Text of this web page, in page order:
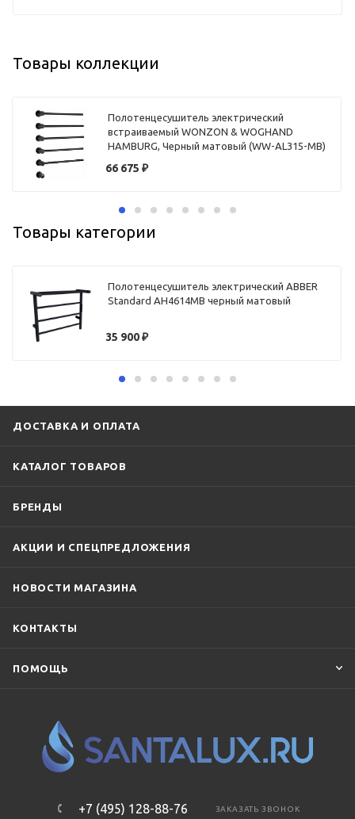
Товары коллекции
Полотенцесушитель электрический
встраиваемый WONZON & WOGHAND
HAMBURG, Черный матовый (WW-AL315-MB)
66 675 ₽
Товары категории
Полотенцесушитель электрический ABBER
Standard AH4614MB черный матовый
35 900₽
ДОСТАВКА И ОПЛАТА
КАТАЛОГ ТОВАРОВ
БРЕНДЫ
АКЦИИ И СПЕЦПРЕДЛОЖЕНИЯ
НОВОСТИ МАГАЗИНА
КОНТАКТЫ
ПОМОЩЬ
+7 (495) 128-88-76 ЗАКАЗАТЬ ЗВОНОК